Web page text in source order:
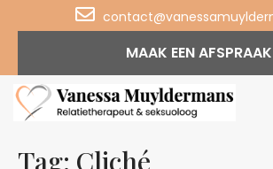
MAAK EEN AFSPRAAK
Tag: Cliché